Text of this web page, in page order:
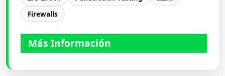
Firewalls
Más Información